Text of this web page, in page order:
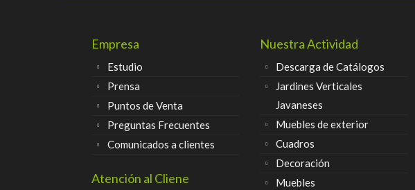
Empresa
Estudio
Prensa
Puntos de Venta
Preguntas Frecuentes
Comunicados a clientes
Atención al Cliene
Nuestra Actividad
Descarga de Catálogos
Jardines Verticales
Javaneses
Muebles de exterior
Cuadros
Decoración
Muebles